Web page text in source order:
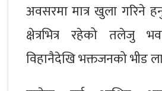
अवसरमा मात्र खुला गरिने
क्षेत्रभित्र रहेको तलेजु
विहानैदेखि भक्तजनको भीड